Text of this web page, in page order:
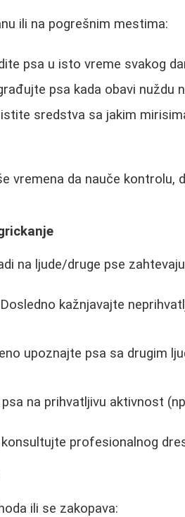
ili na pogrešnim mestima:
psa u isto vreme svakog
psa kada obavi nuždu
sredstva sa jakim
vremena da nauče kontrolu,
na ljude/druge pse
kažnjavajte
upoznajte psa sa drugim
na prihvatljivu aktivnost
profesionalnog
ili se zakopava: